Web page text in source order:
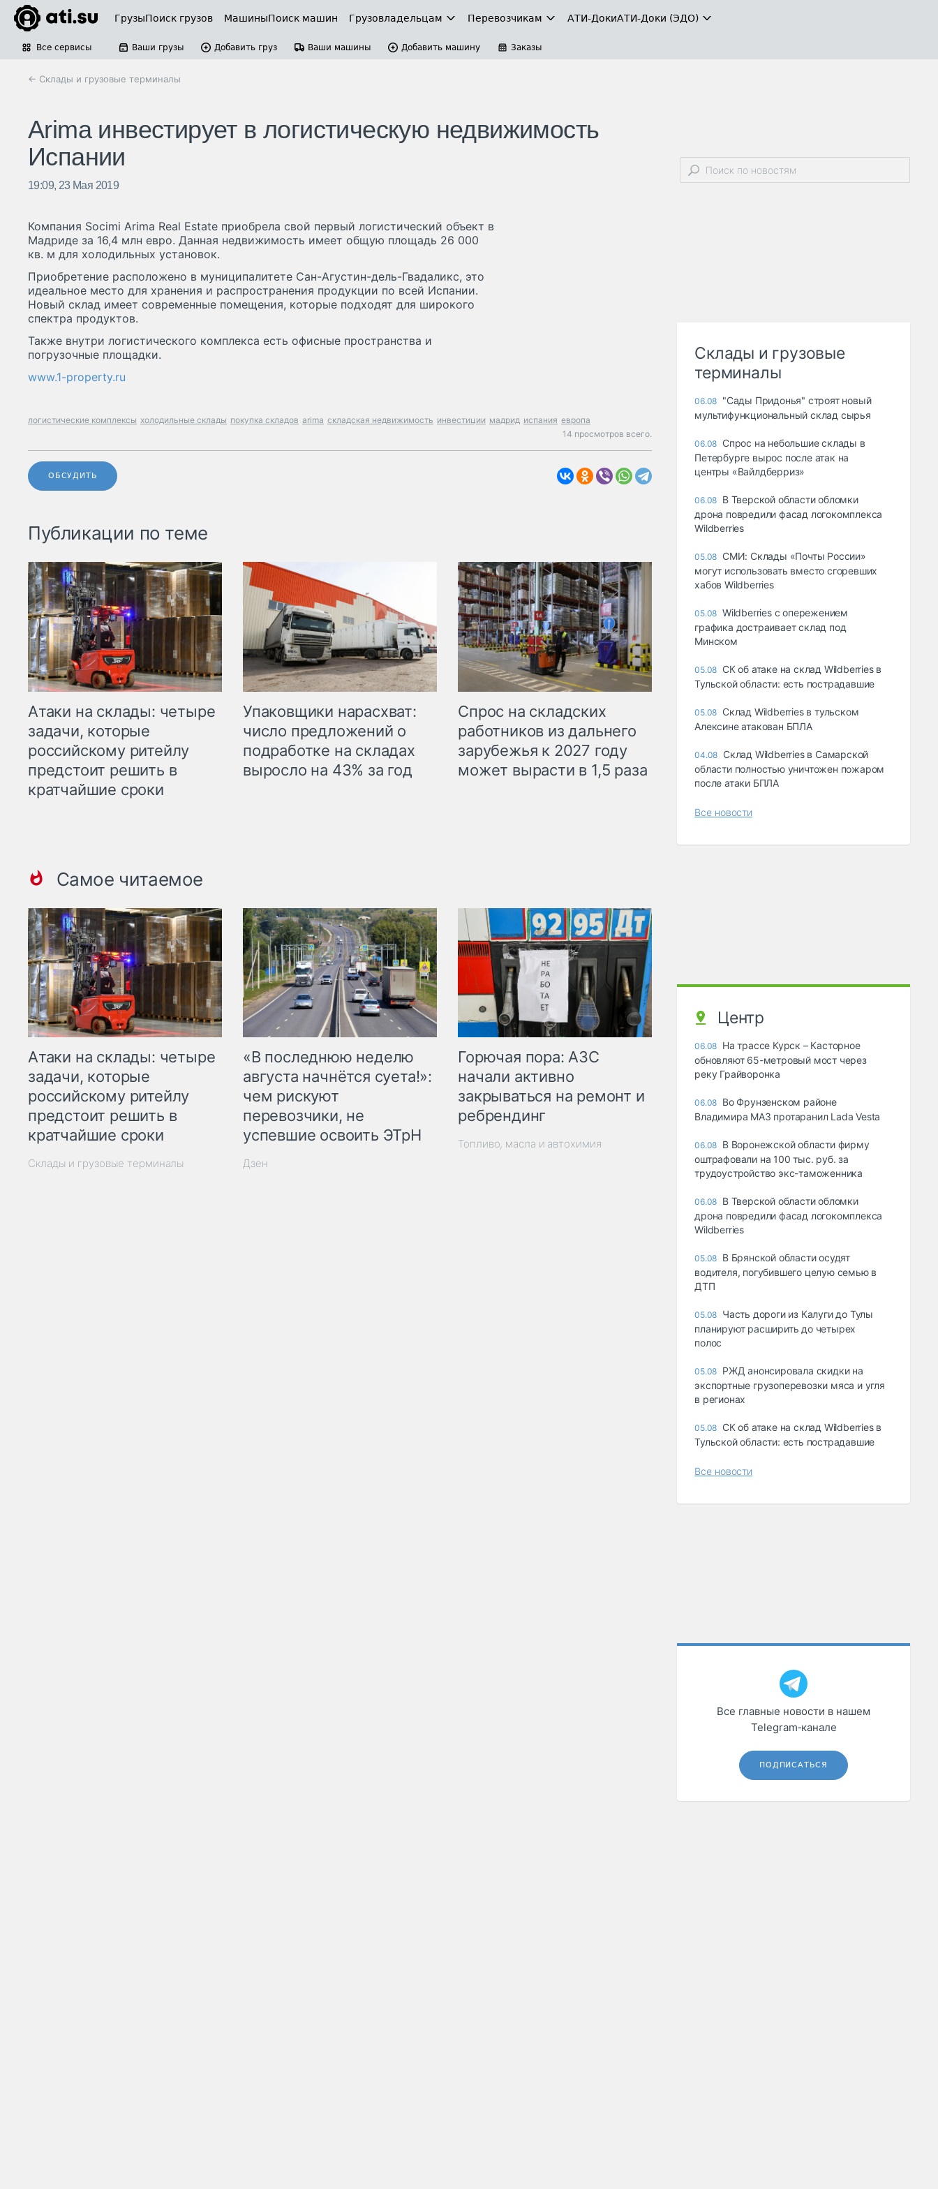
ГрузыПоиск грузов МашиныПоиск машин Грузовладельцам Перевозчикам АТИ-ДокиАТИ-Доки (ЭДО)
Все сервисы Ваши грузы Добавить груз Ваши машины Добавить машину Заказы
← Склады и грузовые терминалы
Arima инвестирует в логистическую недвижимость
Испании
19:09, 23 Мая 2019
Компания Socimi Arima Real Estate приобрела свой первый логистический объект в
Мадриде за 16,4 млн евро. Данная недвижимость имеет общую площадь 26 000
кв. м для холодильных установок.
Приобретение расположено в муниципалитете Сан-Агустин-дель-Гвадаликс, это
идеальное место для хранения и распространения продукции по всей Испании.
Новый склад имеет современные помещения, которые подходят для широкого
спектра продуктов.
Также внутри логистического комплекса есть офисные пространства и
погрузочные площадки.
www.1-property.ru
логистические комплексы холодильные склады покупка складов arima складская недвижимость инвестиции мадрид испания европа
14 просмотров всего.
ОБСУДИТЬ
Публикации по теме
Атаки на склады: четыре
задачи, которые
российскому ритейлу
предстоит решить в
кратчайшие сроки
Упаковщики нарасхват:
число предложений о
подработке на складах
выросло на 43% за год
Спрос на складских
работников из дальнего
зарубежья к 2027 году
может вырасти в 1,5 раза
Самое читаемое
Атаки на склады: четыре
задачи, которые
российскому ритейлу
предстоит решить в
кратчайшие сроки
Склады и грузовые терминалы
«В последнюю неделю
августа начнётся суета!»:
чем рискуют
перевозчики, не
успевшие освоить ЭТрН
Дзен
Горючая пора: АЗС
начали активно
закрываться на ремонт и
ребрендинг
Топливо, масла и автохимия
Склады и грузовые
терминалы
06.08 "Сады Придонья" строят новый
мультифункциональный склад сырья
06.08 Спрос на небольшие склады в
Петербурге вырос после атак на
центры «Вайлдберриз»
06.08 В Тверской области обломки
дрона повредили фасад логокомплекса
Wildberries
05.08 СМИ: Склады «Почты России»
могут использовать вместо сгоревших
хабов Wildberries
05.08 Wildberries с опережением
графика достраивает склад под
Минском
05.08 СК об атаке на склад Wildberries в
Тульской области: есть пострадавшие
05.08 Склад Wildberries в тульском
Алексине атакован БПЛА
04.08 Склад Wildberries в Самарской
области полностью уничтожен пожаром
после атаки БПЛА
Все новости
Центр
06.08 На трассе Курск – Касторное
обновляют 65-метровый мост через
реку Грайворонка
06.08 Во Фрунзенском районе
Владимира МАЗ протаранил Lada Vesta
06.08 В Воронежской области фирму
оштрафовали на 100 тыс. руб. за
трудоустройство экс-таможенника
06.08 В Тверской области обломки
дрона повредили фасад логокомплекса
Wildberries
05.08 В Брянской области осудят
водителя, погубившего целую семью в
ДТП
05.08 Часть дороги из Калуги до Тулы
планируют расширить до четырех
полос
05.08 РЖД анонсировала скидки на
экспортные грузоперевозки мяса и угля
в регионах
05.08 СК об атаке на склад Wildberries в
Тульской области: есть пострадавшие
Все новости
Все главные новости в нашем
Telegram‑канале
ПОДПИСАТЬСЯ